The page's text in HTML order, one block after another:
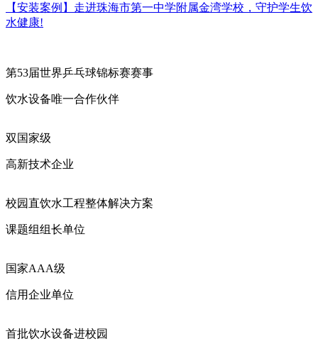
【安装案例】走进珠海市第一中学附属金湾学校，守护学生饮
水健康!
第53届世界乒乓球锦标赛赛事
饮水设备唯一合作伙伴
双国家级
高新技术企业
校园直饮水工程整体解决方案
课题组组长单位
国家AAA级
信用企业单位
首批饮水设备进校园